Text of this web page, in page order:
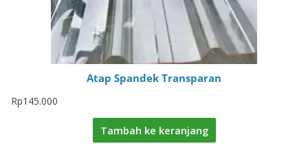
Atap Spandek Transparan
Rp145.000
Tambah ke keranjang